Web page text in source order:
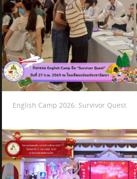
English Camp 2026: Survivor Quest